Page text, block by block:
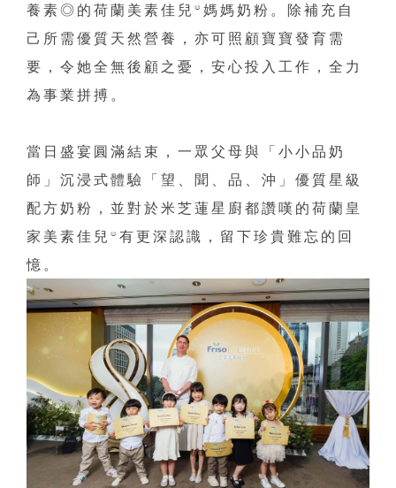
養素◎的荷蘭美素佳兒®媽媽奶粉。除補充自
己所需優質天然營養，亦可照顧寶寶發育需
要，令她全無後顧之憂，安心投入工作，全力
為事業拼搏。
當日盛宴圓滿結束，一眾父母與「小小品奶
師」沉浸式體驗「望、聞、品、沖」優質星級
配方奶粉，並對於米芝蓮星廚都讚嘆的荷蘭皇
家美素佳兒®有更深認識，留下珍貴難忘的回
憶。